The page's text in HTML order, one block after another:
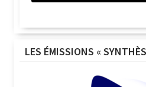
LES ÉMISSIONS «